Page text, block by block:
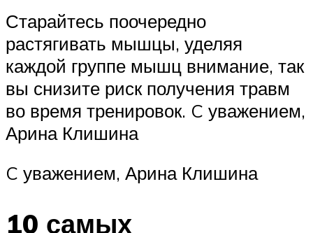
Старайтесь поочередно
растягивать мышцы, уделяя
каждой группе мышц внимание, так
вы снизите риск получения травм
во время тренировок. C уважением,
Арина Клишина
C уважением, Арина Клишина
10 самых